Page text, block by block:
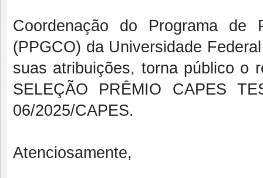
Coordenação do Programa de
(PPGCO) da Universidade
suas atribuições, torna público o
SELEÇÃO PRÊMIO CAPES
06/2025/CAPES.
Atenciosamente,